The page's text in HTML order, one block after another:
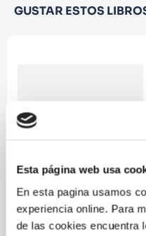
Esta página web usa
En esta pagina usamos
experiencia online. Para
de las cookies encuentra
Correo
GUSTAR ESTOS
NOCHES OSCURAS: METAL
NUM. 04